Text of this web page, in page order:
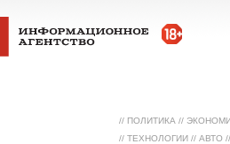
// ПОЛИТИКА //
// ТЕХНОЛОГИИ // АВТО //